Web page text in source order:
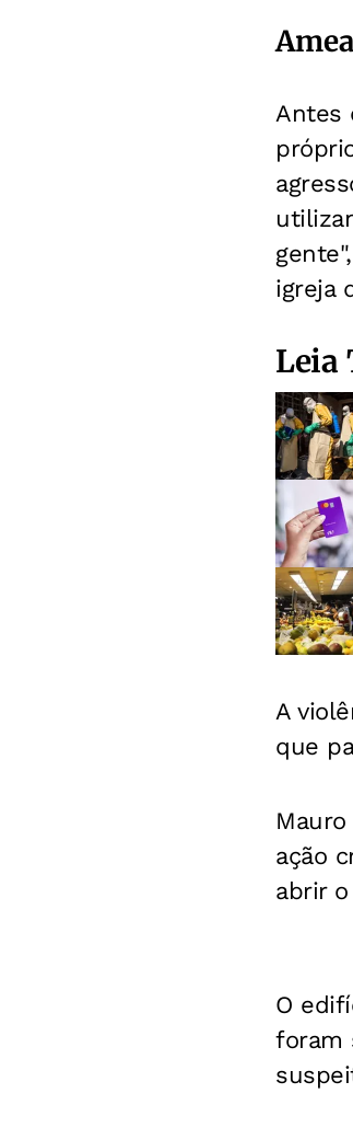
Antes
igreja
Leia
A
que
ação
abrir
O
foram